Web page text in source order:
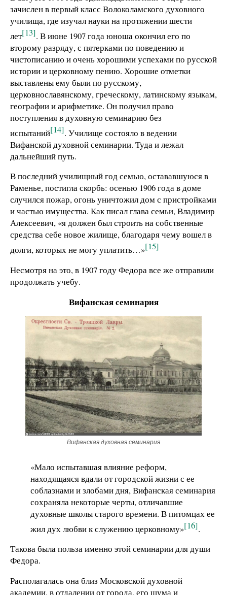
зачислен в первый класс Волоколамского духовного
училища, где изучал науки на протяжении шести
лет[13]. В июне 1907 года юноша окончил его по
второму разряду, с пятерками по поведению и
чистописанию и очень хорошими успехами по русской
истории и церковному пению. Хорошие отметки
выставлены ему были по русскому,
церковнославянскому, греческому, латинскому языкам,
географии и арифметике. Он получил право
поступления в духовную семинарию без
испытаний[14]. Училище состояло в ведении
Вифанской духовной семинарии. Туда и лежал
дальнейший путь.
В последний училищный год семью, остававшуюся в
Раменье, постигла скорбь: осенью 1906 года в доме
случился пожар, огонь уничтожил дом с пристройками
и частью имущества. Как писал глава семьи, Владимир
Алексеевич, «я должен был строить на собственные
средства себе новое жилище, благодаря чему вошел в
долги, которых не могу уплатить…»[15]
Несмотря на это, в 1907 году Федора все же отправили
продолжать учебу.
Вифанская семинария
Вифанская духовная семинария
«Мало испытавшая влияние реформ,
находящаяся вдали от городской жизни с ее
соблазнами и злобами дня, Вифанская семинария
сохраняла некоторые черты, отличавшие
духовные школы старого времени. В питомцах ее
жил дух любви к служению церковному»[16].
Такова была польза именно этой семинарии для души
Федора.
Располагалась она близ Московской духовной
академии, в отдалении от города, его шума и